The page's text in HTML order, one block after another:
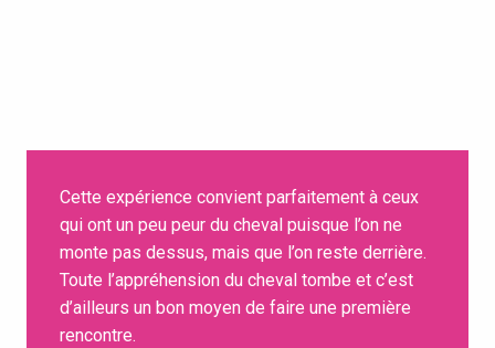
Cette expérience convient parfaitement à ceux
qui ont un peu peur du cheval puisque l’on ne
monte pas dessus, mais que l’on reste derrière.
Toute l’appréhension du cheval tombe et c’est
d’ailleurs un bon moyen de faire une première
rencontre.